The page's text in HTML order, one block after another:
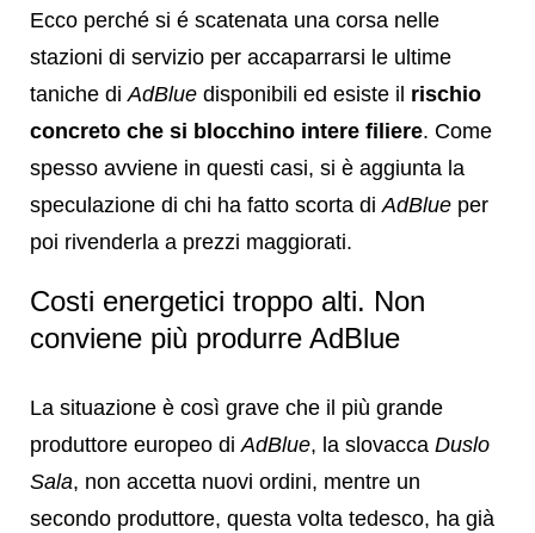
Ecco perché si é scatenata una corsa nelle
stazioni di servizio per accaparrarsi le ultime
taniche di AdBlue disponibili ed esiste il rischio
concreto che si blocchino intere filiere. Come
spesso avviene in questi casi, si è aggiunta la
speculazione di chi ha fatto scorta di AdBlue per
poi rivenderla a prezzi maggiorati.
Costi energetici troppo alti. Non
conviene più produrre AdBlue
La situazione è così grave che il più grande
produttore europeo di AdBlue, la slovacca Duslo
Sala, non accetta nuovi ordini, mentre un
secondo produttore, questa volta tedesco, ha già